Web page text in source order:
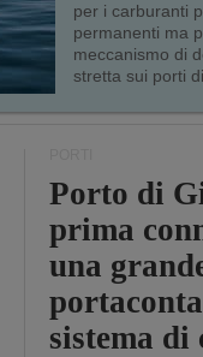
per i carburanti
permanenti ma
meccanismo di
stretta sui porti
Porto di
prima
una
sistema